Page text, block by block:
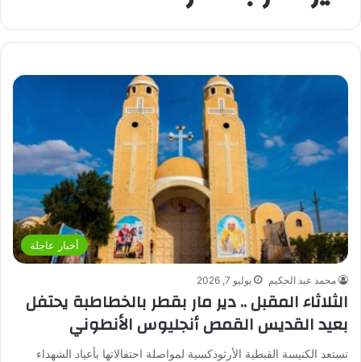
أخبار عاجلة
محمد عبد الحكيم يوليو 7, 2026
الثلاثاء المقبل .. دير مار بقطر بالخطاطبة يحتفل
بعيد القديس القمص أنجليوس الأنطوني
تستعد الكنيسة القبطية الأرثوذكسية لمواصلة احتفالاتها بأعياد الشهداء